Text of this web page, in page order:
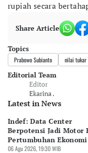
rupiah secara
Share Article
Topics
Prabowo Subianto nilai tukar
Editorial Team
Editor
Ekarina .
Latest in News
Indef: Data Center
Berpotensi Jadi Motor
Pertumbuhan
06 Agu 2026, 19:30 WIB